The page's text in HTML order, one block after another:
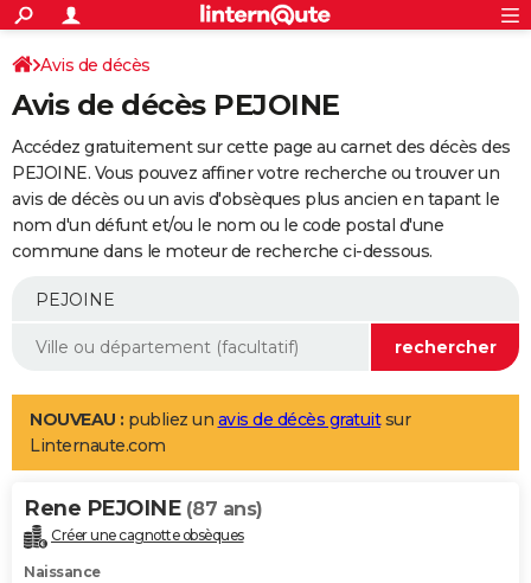
ACTUALITÉS
Politique
Société
Faits Divers
Education
Monde
Villes
+
SPORT
Coupe du monde 2026
Football
Tennis
Cyclisme
Rugby
Forum
Programme TV
TNT
Streaming
Cinéma
Sorties cinéma
Musique
+
FINANCE
Retraite
Epargne
Immobilier
Risques naturels par ville
Banque
Assurance
AUTO
Essais
Réserver un essai
Citadines
Berlines
SUV
Forum auto
+
Mobiles
Meilleur smartphone
Internet
Ordinateurs
Jeux vidéo
Guide high-tech
Aménagement intérieur
LIFESTYLE
Art de vivre
Bien-être
Loisirs
Mode
Modes de vie
Alimentation
Guide de la santé
Maladies
Médicaments
Sommeil
VOYAGE
Destinations
City break
Voyage nature
Voyage de noces
Forum
Climat
+PHOTO
Avis de décès
Avis de décès PEJOINE
Accédez gratuitement sur cette page au carnet des décès des
PEJOINE. Vous pouvez affiner votre recherche ou trouver un
avis de décès ou un avis d'obsèques plus ancien en tapant le
nom d'un défunt et/ou le nom ou le code postal d'une
commune dans le moteur de recherche ci-dessous.
NOUVEAU : publiez un avis de décès gratuitsur
Linternaute.com
Rene PEJOINE (87 ans)
Créer une cagnotte obsèques
Naissance